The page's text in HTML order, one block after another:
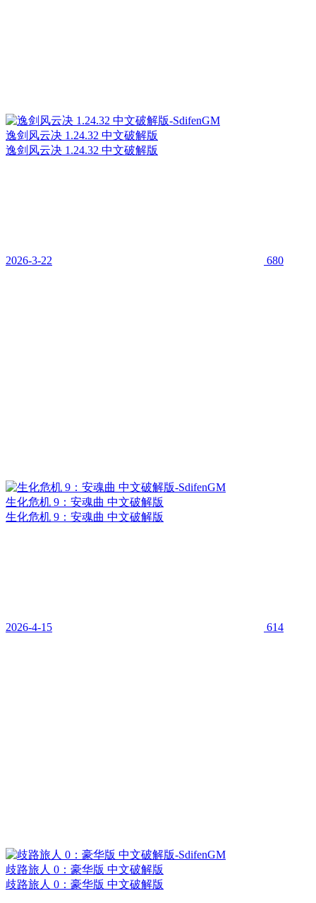
逸剑风云决 1.24.32 中文破解版
逸剑风云决 1.24.32 中文破解版
2026-3-22 680
生化危机 9：安魂曲 中文破解版
生化危机 9：安魂曲 中文破解版
2026-4-15 614
歧路旅人 0：豪华版 中文破解版
歧路旅人 0：豪华版 中文破解版